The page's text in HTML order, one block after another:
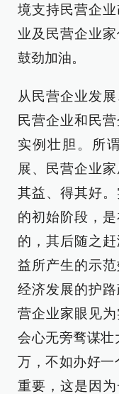
境支持民营企
业及民营企业
鼓劲加油。
从民营企业发
民营企业和民
实例壮胆。所
展、民营企业
其益、得其好
的初始阶段，
的，其后随之
益所产生的示
经济发展的护
营企业家眼见
会心无旁骛谋壮
万，不如办好一
重要，这是因